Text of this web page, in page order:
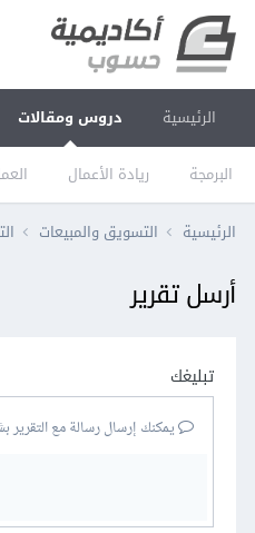
الرئيسية دروس ومقالات
البرمجة ريادة الأعمال
الرئيسية التسويق والمبيعات
أرسل تقرير
تبليغك
يمكنك إرسال رسالة مع التقرير